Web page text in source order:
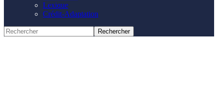
Lexique
Crédit-Adaptation